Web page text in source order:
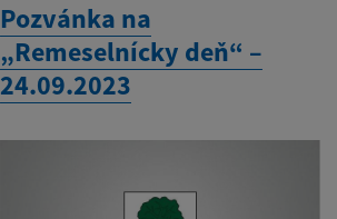
Pozvánka na
„Remeselnícky deň“ –
24.09.2023